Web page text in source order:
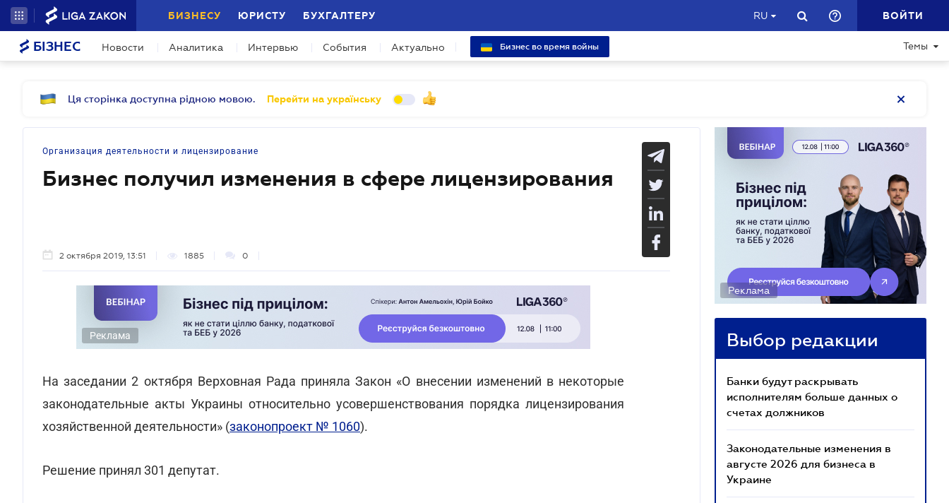
БИЗНЕСУ ЮРИСТУ БУХГАЛТЕРУ RU ВОЙТИ
БІЗНЕС Новости Аналитика Интервью События Актуально Бизнес во время войны Темы
Ця сторінка доступна рідною мовою. Перейти на українську
Организация деятельности и лицензирование
Бизнес получил изменения в сфере лицензирования
2 октября 2019, 13:51 1885 0
Реклама
На заседании 2 октября Верховная Рада приняла Закон «О внесении изменений в некоторые
законодательные акты Украины относительно усовершенствования порядка лицензирования
хозяйственной деятельности» (законопроект № 1060).
Решение принял 301 депутат.
Реклама
Выбор редакции
Банки будут раскрывать
исполнителям больше данных о
счетах должников
Законодательные изменения в
августе 2026 для бизнеса в
Украине